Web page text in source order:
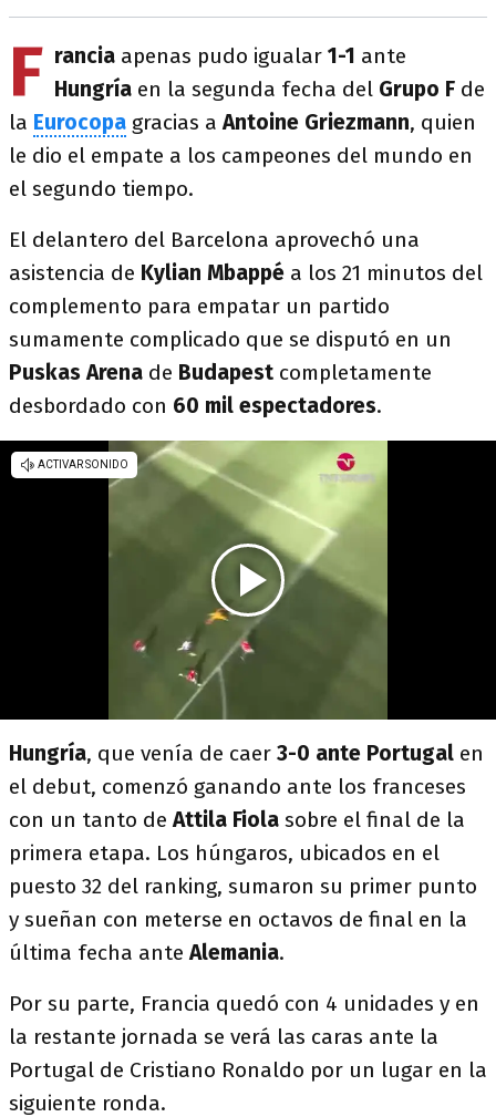
F rancia apenas pudo igualar 1-1 ante
Hungría en la segunda fecha del Grupo F de
la Eurocopa gracias aAntoine Griezmann, quien
le dio el empate a los campeones del mundo en
el segundo tiempo.
El delantero del Barcelona aprovechó una
asistencia de Kylian Mbappé a los 21 minutos del
complemento para empatar un partido
sumamente complicado que se disputó en un
Puskas Arena de Budapest completamente
desbordado con 60 mil espectadores.
Hungría, que venía de caer 3-0 ante Portugal en
el debut, comenzó ganando ante los franceses
con un tanto deAttila Fiola sobre el final de la
primera etapa. Los húngaros, ubicados en el
puesto 32 del ranking, sumaron su primer punto
y sueñan con meterse en octavos de final en la
última fecha anteAlemania.
Por su parte, Francia quedó con 4 unidades y en
la restante jornada se verá las caras ante la
Portugal de Cristiano Ronaldo por un lugar en la
siguiente ronda.